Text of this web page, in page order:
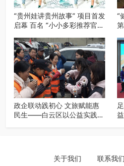
“贵州娃讲贵州故事” 项目首发
启幕 百名 “小小多彩推荐官”
“
政企联动践初心 文旅赋能惠
民生——白云区以公益实践绘
关于我们 联系我们